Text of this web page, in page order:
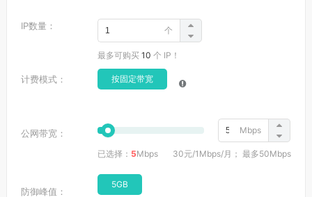
IP数量： 个
最多可购买 10 个 IP！
计费模式： 按固定带宽
公网带宽： Mbps
30元/1Mbps/月 ； 最多50Mbps
已选择： 5Mbps
防御峰值：
5GB